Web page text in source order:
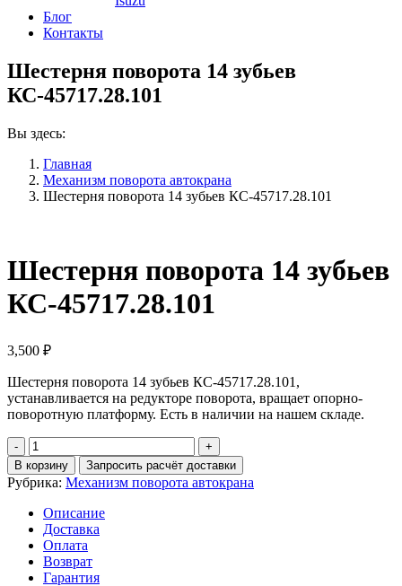
Блог
Контакты
Шестерня поворота 14 зубьев
КС-45717.28.101
Вы здесь:
Главная
Механизм поворота автокрана
Шестерня поворота 14 зубьев КС-45717.28.101
Шестерня поворота 14 зубьев
КС-45717.28.101
3,500 ₽
Шестерня поворота 14 зубьев КС-45717.28.101,
устанавливается на редукторе поворота, вращает опорно-
поворотную платформу. Есть в наличии на нашем складе.
Количество
Шестерня
поворота
14
зубьев
КС-45717.28.101
В корзину Запросить расчёт доставки
Рубрика: Механизм поворота автокрана
Описание
Доставка
Оплата
Возврат
Гарантия